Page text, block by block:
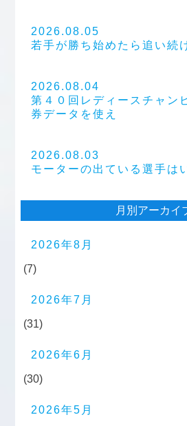
2026.08.05
若手が勝ち始めたら追い続
2026.08.04
第４０回レディースチャ
券データを使え
2026.08.03
モーターの出ている選手は
月別アーカイ
2026年8月
(7)
2026年7月
(31)
2026年6月
(30)
2026年5月